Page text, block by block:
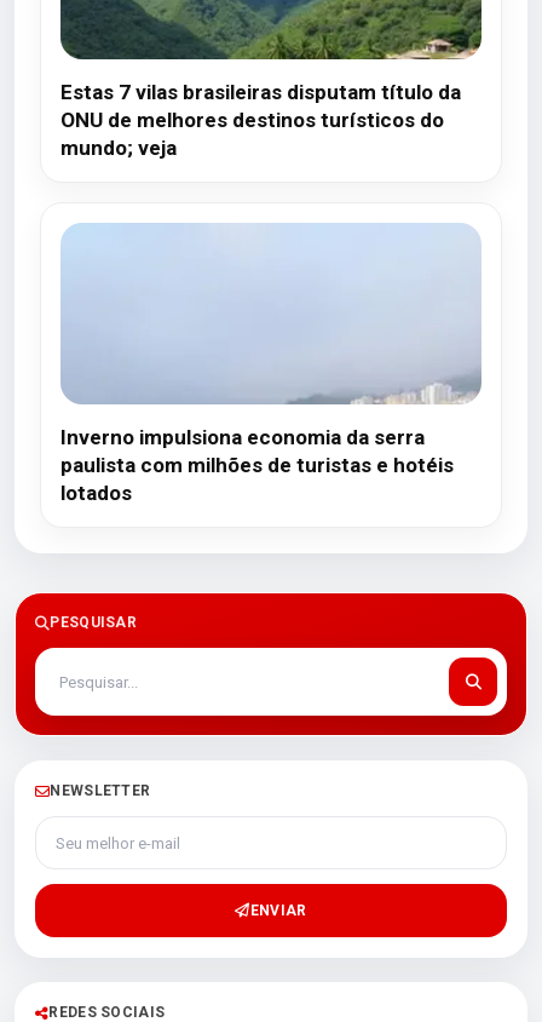
Estas 7 vilas brasileiras disputam título da
ONU de melhores destinos turísticos do
mundo; veja
Inverno impulsiona economia da serra
paulista com milhões de turistas e hotéis
lotados
PESQUISAR
NEWSLETTER
Seu melhor e-mail
ENVIAR
REDES SOCIAIS